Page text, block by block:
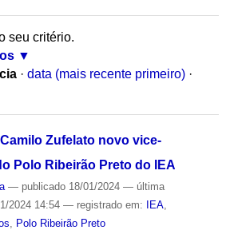
seu critério.
· data (mais recente primeiro) ·
Zufelato novo vice-
Polo Ribeirão Preto do IEA
— publicado18/01/2024 — última
2024 14:54 — registrado em: IEA,
Polo Ribeirão Preto